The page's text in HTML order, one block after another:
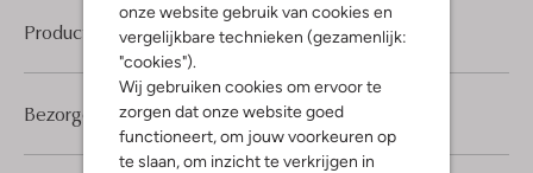
onze website gebruik van cookies en
vergelijkbare technieken (gezamenlijk:
"cookies").
Wij gebruiken cookies om ervoor te
zorgen dat onze website goed
functioneert, om jouw voorkeuren op
te slaan, om inzicht te verkrijgen in
Product informatie
Bezorgen & retourneren